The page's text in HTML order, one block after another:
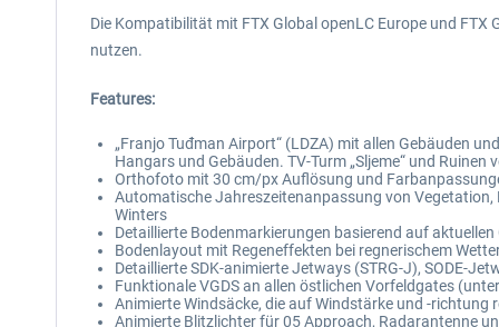
Die Kompatibilität mit FTX Global openLC Europe und
nutzen.
Features:
„Franjo Tuđman Airport“ (LDZA) mit allen Gebäuden
Hangars und Gebäuden. TV-Turm „Sljeme“ und Ruinen
Orthofoto mit 30 cm/px Auflösung und
Automatische Jahreszeitenanpassung von Vegetation,
Winters
Detaillierte Bodenmarkierungen basierend auf
Bodenlayout mit Regeneffekten bei regnerischem
Detaillierte SDK-animierte Jetways (STRG-J), SODE-
Funktionale VGDS an allen östlichen Vorfeldgates
Animierte Windsäcke, die auf Windstärke und -richtung
Animierte Blitzlichter für 05 Approach, Radarantenne